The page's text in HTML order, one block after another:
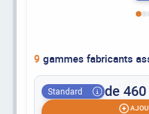
9 gammes fabricants
Standard de